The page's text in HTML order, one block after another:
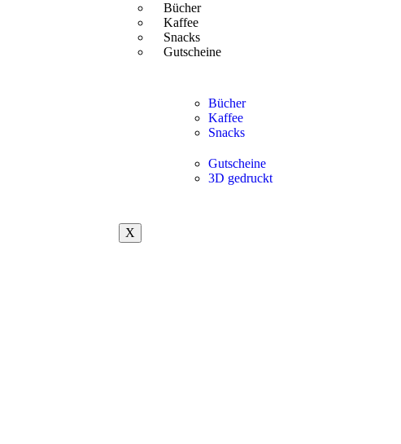
Bücher
Kaffee
Snacks
Gutscheine
Bücher
Kaffee
Snacks
Gutscheine
3D gedruckt
X